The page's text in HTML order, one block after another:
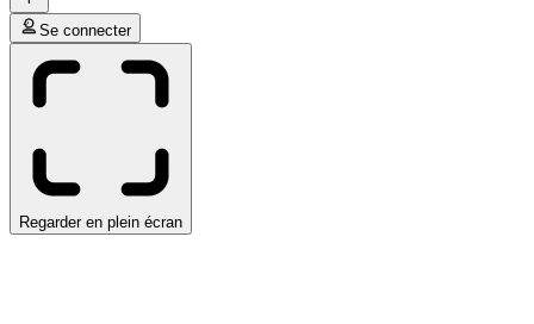
Se connecter
Regarder en plein écran